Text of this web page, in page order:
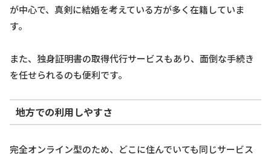
が中心で、真剣に結婚を考えている方が多く在籍していま
す。
また、独身証明書の取得代行サービスもあり、面倒な手続き
を任せられるのも便利です。
地方での利用しやすさ
完全オンライン型のため、どこに住んでいても同じサービス